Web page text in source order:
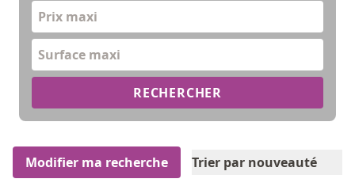
Prix maxi
Surface maxi
RECHERCHER
Modifier ma recherche Trier par nouveauté